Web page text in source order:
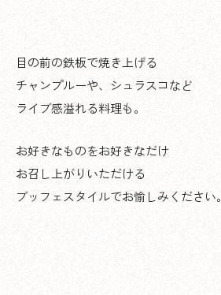
目の前の鉄板で焼き上げる
チャンプルーや、シュラスコなど
ライブ感溢れる料理も。
お好きなものをお好きなだけ
お召し上がりいただける
ブッフェスタイルでお愉しみください。